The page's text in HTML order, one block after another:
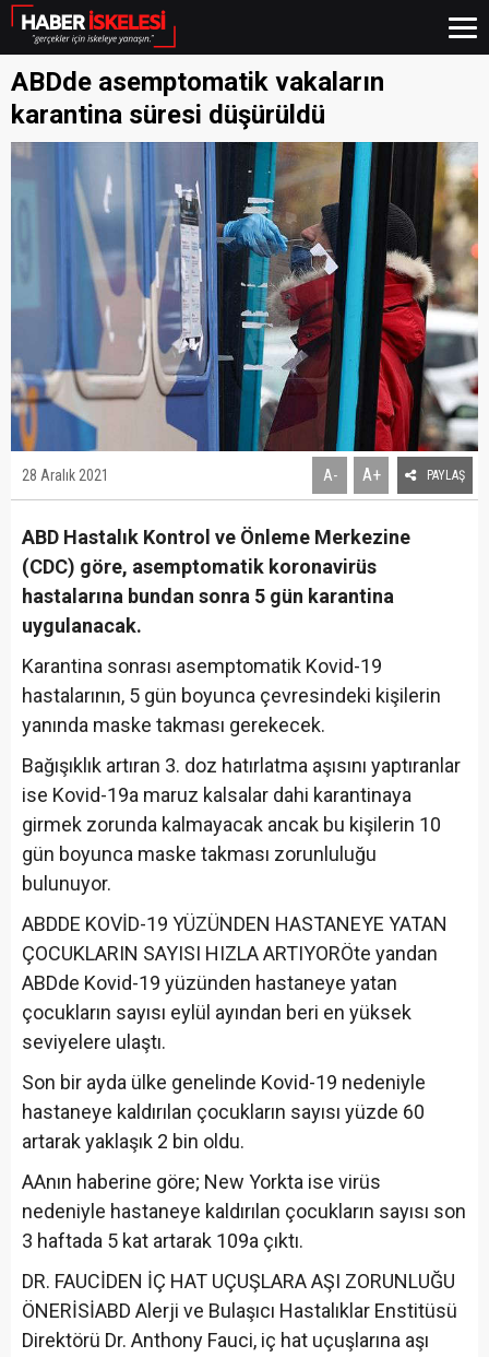
ABDde asemptomatik vakaların
karantina süresi düşürüldü
28 Aralık 2021 A- A+ PAYLAŞ
ABD Hastalık Kontrol ve Önleme Merkezine
(CDC) göre, asemptomatik koronavirüs
hastalarına bundan sonra 5 gün karantina
uygulanacak.
Karantina sonrası asemptomatik Kovid-19
hastalarının, 5 gün boyunca çevresindeki kişilerin
yanında maske takması gerekecek.
Bağışıklık artıran 3. doz hatırlatma aşısını yaptıranlar
ise Kovid-19a maruz kalsalar dahi karantinaya
girmek zorunda kalmayacak ancak bu kişilerin 10
gün boyunca maske takması zorunluluğu
bulunuyor.
ABDDE KOVİD-19 YÜZÜNDEN HASTANEYE YATAN
ÇOCUKLARIN SAYISI HIZLA ARTIYORÖte yandan
ABDde Kovid-19 yüzünden hastaneye yatan
çocukların sayısı eylül ayından beri en yüksek
seviyelere ulaştı.
Son bir ayda ülke genelinde Kovid-19 nedeniyle
hastaneye kaldırılan çocukların sayısı yüzde 60
artarak yaklaşık 2 bin oldu.
AAnın haberine göre; New Yorkta ise virüs
nedeniyle hastaneye kaldırılan çocukların sayısı son
3 haftada 5 kat artarak 109a çıktı.
DR. FAUCİDEN İÇ HAT UÇUŞLARA AŞI ZORUNLUĞU
ÖNERİSİABD Alerji ve Bulaşıcı Hastalıklar Enstitüsü
Direktörü Dr. Anthony Fauci, iç hat uçuşlarına aşı